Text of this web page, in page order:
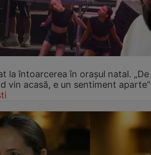
la întoarcerea în orașul natal. „De
vin acasă, e un sentiment aparte”